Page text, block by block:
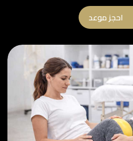
احجز موعد